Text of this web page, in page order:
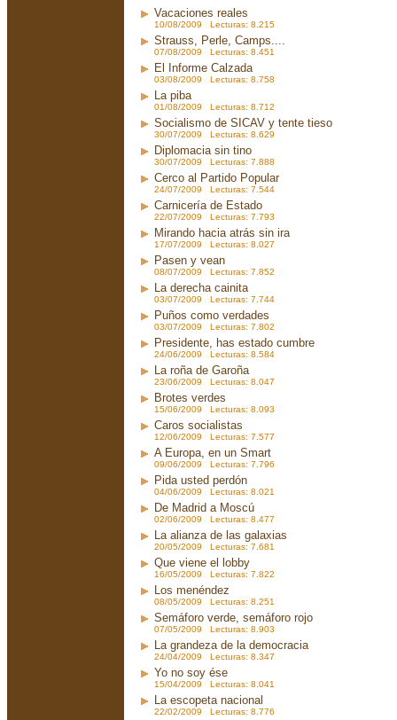
Vacaciones reales
10/08/2009 Lecturas: 8.215
Strauss, Perle, Camps....
07/08/2009 Lecturas: 8.451
El Informe Calzada
03/08/2009 Lecturas: 8.758
La piba
01/08/2009 Lecturas: 8.712
Socialismo de SICAV y tente tieso
30/07/2009 Lecturas: 8.629
Diplomacia sin tino
30/07/2009 Lecturas: 7.888
Cerco al Partido Popular
24/07/2009 Lecturas: 7.544
Carnicería de Estado
22/07/2009 Lecturas: 7.793
Mirando hacia atrás sin ira
17/07/2009 Lecturas: 8.027
Pasen y vean
08/07/2009 Lecturas: 7.852
La derecha cainita
03/07/2009 Lecturas: 7.744
Puños como verdades
03/07/2009 Lecturas: 7.802
Presidente, has estado cumbre
24/06/2009 Lecturas: 8.584
La roña de Garoña
23/06/2009 Lecturas: 8.047
Brotes verdes
15/06/2009 Lecturas: 8.093
Caros socialistas
12/06/2009 Lecturas: 7.577
A Europa, en un Smart
09/06/2009 Lecturas: 7.796
Pida usted perdón
04/06/2009 Lecturas: 8.021
De Madrid a Moscú
02/06/2009 Lecturas: 8.477
La alianza de las galaxias
20/05/2009 Lecturas: 7.681
Que viene el lobby
16/05/2009 Lecturas: 7.822
Los menéndez
08/05/2009 Lecturas: 8.251
Semáforo verde, semáforo rojo
07/05/2009 Lecturas: 8.903
La grandeza de la democracia
24/04/2009 Lecturas: 8.347
Yo no soy ése
15/04/2009 Lecturas: 8.041
La escopeta nacional
22/02/2009 Lecturas: 8.776